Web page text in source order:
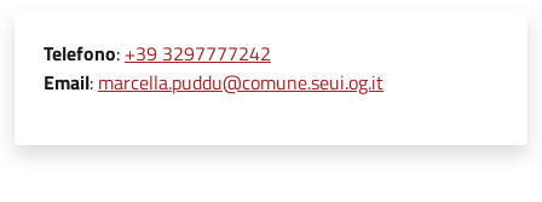
Telefono: +39 3297777242
Email: marcella.puddu@comune.seui.og.it